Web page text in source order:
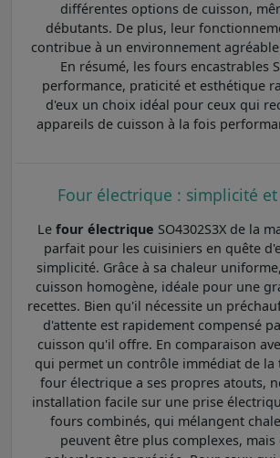
différentes options de cuisson,
débutants. De plus, leur
contribue à un environnement
En résumé, les fours encastrables
performance, praticité et esthétique
d'eux un choix idéal pour ceux qui
appareils de cuisson à la fois
Four électrique : simplicité
Le four électrique SO4302S3X de la
parfait pour les cuisiniers en quête
simplicité. Grâce à sa chaleur
cuisson homogène, idéale pour une
recettes. Bien qu'il nécessite un
d'attente est rapidement compensé
cuisson qu'il offre. En comparaison
qui permet un contrôle immédiat de la
four électrique a ses propres atouts,
installation facile sur une prise
fours combinés, qui mélangent
peuvent être plus complexes,